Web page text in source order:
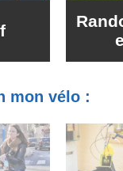
mon vélo :